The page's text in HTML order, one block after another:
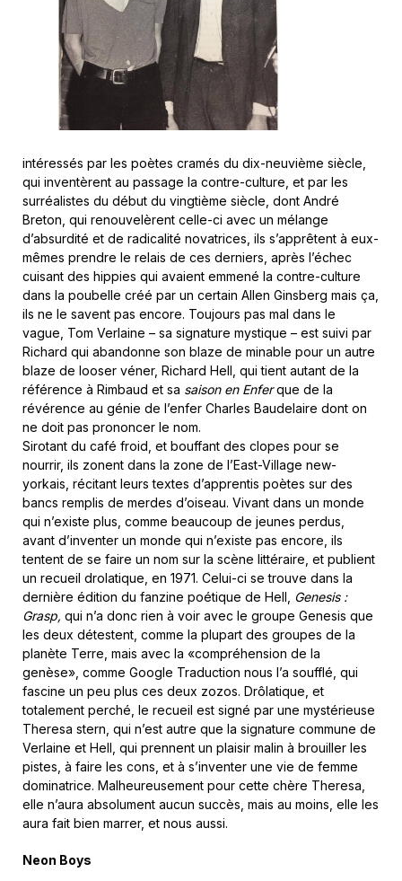
intéressés par les poètes cramés du dix-neuvième siècle,
qui inventèrent au passage la contre-culture, et par les
surréalistes du début du vingtième siècle, dont André
Breton, qui renouvelèrent celle-ci avec un mélange
d’absurdité et de radicalité novatrices, ils s’apprêtent à eux-
mêmes prendre le relais de ces derniers, après l’échec
cuisant des hippies qui avaient emmené la contre-culture
dans la poubelle créé par un certain Allen Ginsberg mais ça,
ils ne le savent pas encore. Toujours pas mal dans le
vague, Tom Verlaine – sa signature mystique – est suivi par
Richard qui abandonne son blaze de minable pour un autre
blaze de looser véner, Richard Hell, qui tient autant de la
référence à Rimbaud et sa saison en Enferque de la
révérence au génie de l’enfer Charles Baudelaire dont on
ne doit pas prononcer le nom.
Sirotant du café froid, et bouffant des clopes pour se
nourrir, ils zonent dans la zone de l’East-Village new-
yorkais, récitant leurs textes d’apprentis poètes sur des
bancs remplis de merdes d’oiseau. Vivant dans un monde
qui n’existe plus, comme beaucoup de jeunes perdus,
avant d’inventer un monde qui n’existe pas encore, ils
tentent de se faire un nom sur la scène littéraire, et publient
un recueil drolatique, en 1971. Celui-ci se trouve dans la
dernière édition du fanzine poétique de Hell, Genesis :
Grasp, qui n’a donc rien à voir avec le groupe Genesis que
les deux détestent, comme la plupart des groupes de la
planète Terre, mais avec la «compréhension de la
genèse», comme Google Traduction nous l’a soufflé, qui
fascine un peu plus ces deux zozos. Drôlatique, et
totalement perché, le recueil est signé par une mystérieuse
Theresa stern, qui n’est autre que la signature commune de
Verlaine et Hell, qui prennent un plaisir malin à brouiller les
pistes, à faire les cons, et à s’inventer une vie de femme
dominatrice. Malheureusement pour cette chère Theresa,
elle n’aura absolument aucun succès, mais au moins, elle les
aura fait bien marrer, et nous aussi.
Neon Boys